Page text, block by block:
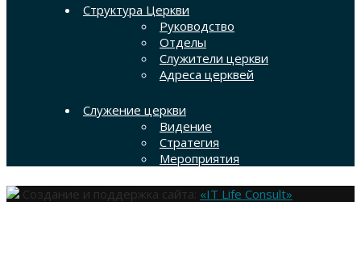
Структура Церкви
Руководство
Отделы
Служители церкви
Адреса церквей
Служение церкви
Видение
Стратегия
Мероприятия
Создание и поддержка сайта: «IT Life Consult»